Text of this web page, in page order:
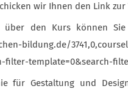
wir Ihnen den Link
über den Kurs können
bildung.de/
filter-template=0&search-
für Gestaltung und